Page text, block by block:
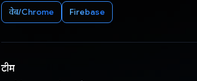
वेब/Chrome Firebase
टीम